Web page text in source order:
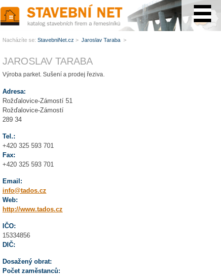
JAROSLAV TARABA
Výroba parket. Sušení a prodej řeziva.
Adresa:
Rožďalovice-Zámostí 51
Rožďalovice-Zámostí
289 34
Tel.:
+420 325 593 701
Fax:
+420 325 593 701
Email:
info@tados.cz
Web:
http://www.tados.cz
IČO:
15334856
DIČ:
Dosažený obrat:
Počet zaměstanců:
Nacházíte se: StavebniNet.cz > Jaroslav Taraba >